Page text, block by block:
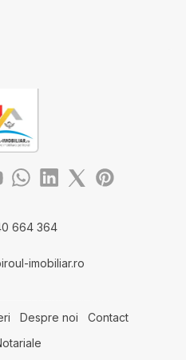
664 364
imobiliar.ro
Despre noi
Contact